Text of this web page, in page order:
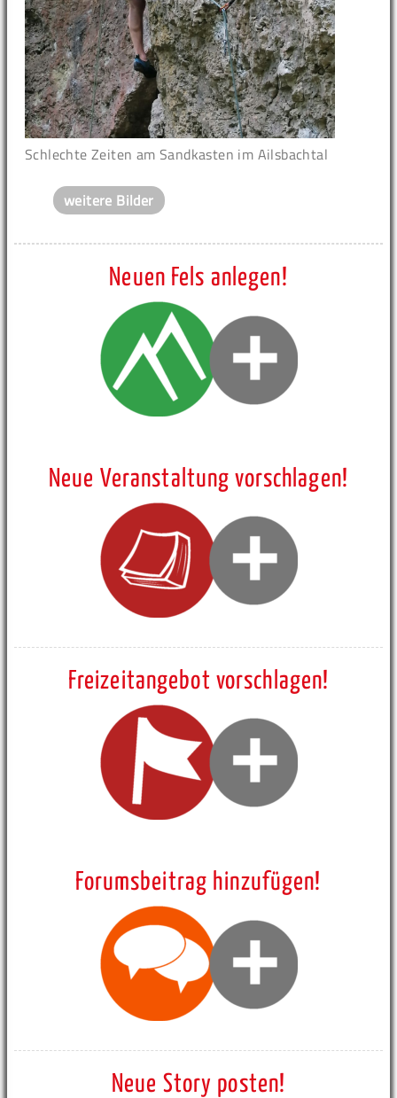
Schlechte Zeiten am Sandkasten im Ailsbachtal
weitere Bilder
Neuen Fels anlegen!
Neue Veranstaltung vorschlagen!
Freizeitangebot vorschlagen!
Forumsbeitrag hinzufügen!
Neue Story posten!